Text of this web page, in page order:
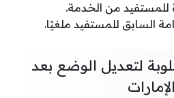
للمستفيد من الخدمة.
السابق للمستفيد ملغيًا.
لتعديل الوضع بعد